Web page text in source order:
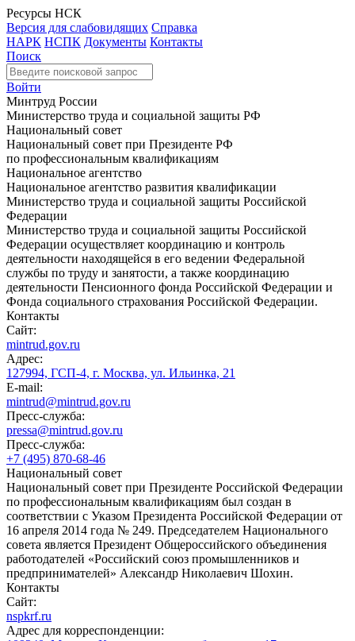
Ресурсы НСК
Версия для слабовидящих Справка
НАРК НСПК Документы Контакты
Поиск
Войти
Минтруд России
Министерство труда и социальной защиты РФ
Национальный совет
Национальный совет при Президенте РФ
по профессиональным квалификациям
Национальное агентство
Национальное агентство развития квалификации
Министерство труда и социальной защиты Российской
Федерации
Министерство труда и социальной защиты Российской
Федерации осуществляет координацию и контроль
деятельности находящейся в его ведении Федеральной
службы по труду и занятости, а также координацию
деятельности Пенсионного фонда Российской Федерации и
Фонда социального страхования Российской Федерации.
Контакты
Сайт:
mintrud.gov.ru
Адрес:
127994, ГСП-4, г. Москва, ул. Ильинка, 21
E-mail:
mintrud@mintrud.gov.ru
Пресс-служба:
pressa@mintrud.gov.ru
Пресс-служба:
+7 (495) 870-68-46
Национальный совет
Национальный совет при Президенте Российской Федерации
по профессиональным квалификациям был создан в
соответствии с Указом Президента Российской Федерации от
16 апреля 2014 года № 249. Председателем Национального
совета является Президент Общероссийского объединения
работодателей «Российский союз промышленников и
предпринимателей» Александр Николаевич Шохин.
Контакты
Сайт:
nspkrf.ru
Адрес для корреспонденции: